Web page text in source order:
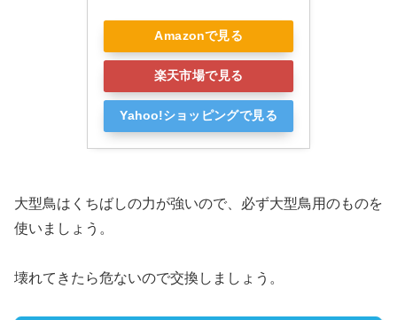
Amazonで見る
楽天市場で見る
Yahoo!ショッピングで見る
大型鳥はくちばしの力が強いので、必ず大型鳥用のものを
使いましょう。
壊れてきたら危ないので交換しましょう。